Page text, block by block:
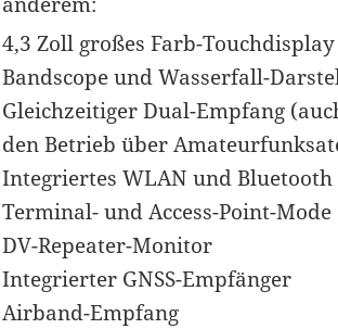
4,3 Zoll großes Farb-Touchdisplay
Bandscope und Wasserfall-
Gleichzeitiger Dual-Empfang
den Betrieb über
Integriertes WLAN und Bluetooth
Terminal- und Access-Point-Mode
DV-Repeater-Monitor
Integrierter GNSS-Empfänger
Airband-Empfang